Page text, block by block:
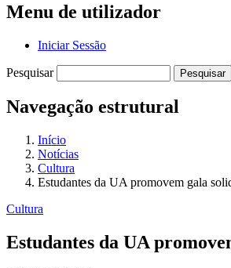
Menu de utilizador
Iniciar Sessão
Pesquisar
Navegação estrutural
Início
Notícias
Cultura
Estudantes da UA promovem gala
Cultura
Estudantes da UA